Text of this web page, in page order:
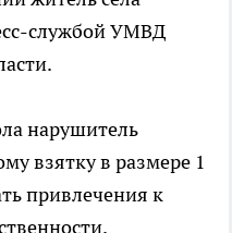
службой УМВД
нарушитель
взятку в размере 1
привлечения к